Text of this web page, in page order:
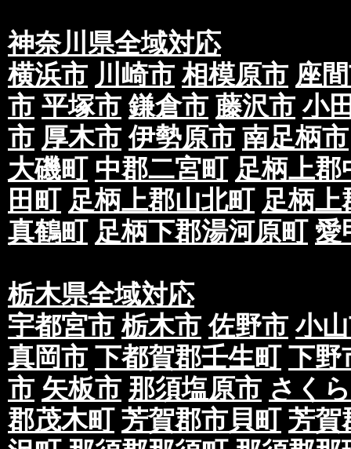
神奈川県全域対応
横浜市 川崎市 相模原市 座
市 平塚市 鎌倉市 藤沢市 小
市 厚木市 伊勢原市 南足柄市
大磯町 中郡二宮町 足柄上郡
田町 足柄上郡山北町 足柄上
真鶴町 足柄下郡湯河原町 愛
栃木県全域対応
宇都宮市 栃木市 佐野市 小
真岡市 下都賀郡壬生町 下野
市 矢板市 那須塩原市 さく
郡茂木町 芳賀郡市貝町 芳賀